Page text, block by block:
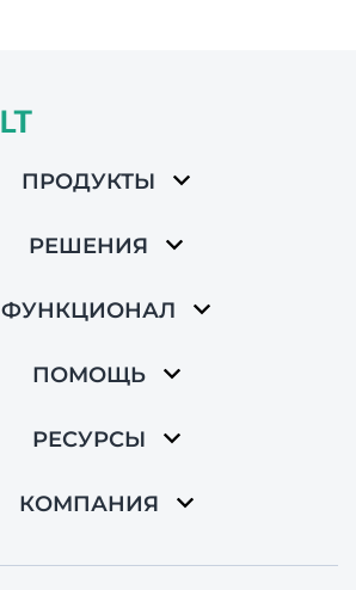
ПРОДУКТЫ
РЕШЕНИЯ
ФУНКЦИОНАЛ
ПОМОЩЬ
РЕСУРСЫ
КОМПАНИЯ